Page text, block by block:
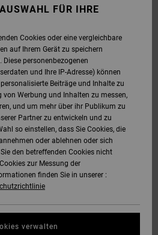
FÜR IHRE
Cookies oder eine vergleichbare
auf Ihrem Gerät zu speichern
personenbezogenen
und Ihre IP-Adresse) können
Beiträge und Inhalte zu
von Werbung und Inhalten zu messen,
und um mehr über ihr Publikum zu
Partner zu entwickeln und zu
so einstellen, dass Sie Cookies, die
oder ablehnen oder sich
den betreffenden Cookies nicht
zur Messung der
finden Sie in unserer :
verwalten